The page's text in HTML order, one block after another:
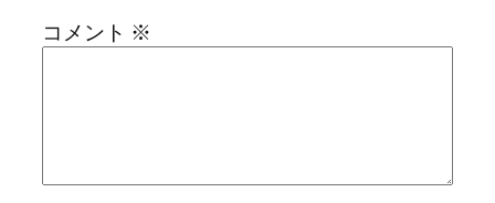
コメント ※